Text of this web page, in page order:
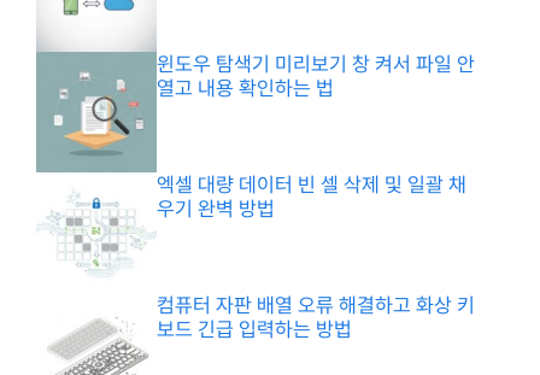
윈도우 탐색기 미리보기 창 켜서 파일 안
열고 내용 확인하는 법
엑셀 대량 데이터 빈 셀 삭제 및 일괄 채
우기 완벽 방법
컴퓨터 자판 배열 오류 해결하고 화상 키
보드 긴급 입력하는 방법